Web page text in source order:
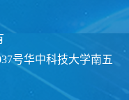
号华中科技大学南五